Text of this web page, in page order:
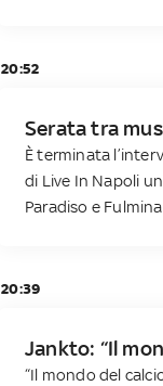
20:52
Serata tra
È terminata
di Live In Napoli
Paradiso e
20:39
Jankto: “Il
“Il mondo del